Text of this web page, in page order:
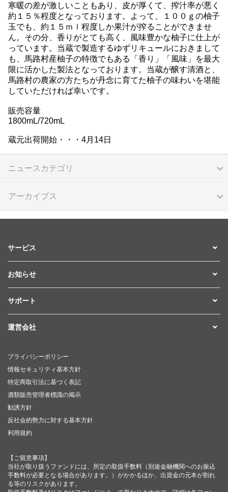
寒暖の差が激しいこともあり、皮が厚くて、搾汁率が悪く
約１５％程度となっております。よって、１００ｇの柚子
玉でも、約１５ｍｌ程度しか果汁が搾ることができませ
ん。その分、香りがとても高く、風味豊かな柚子に仕上が
っています。当蔵で製造するゆずリキュールにおきまして
も、馬路村産柚子の特徴でもある「香り」「風味」を最大
限に活かした製法となっております。当蔵が醸す清酒と、
馬路村の農家の方たちが丹念に育てた柚子の味わいを堪能
していただければ幸いです。
販売容量
1800mL/720mL
蔵元出荷開始・・・4月14日
ニュースカテゴリ
アーカイブス
サービス
お知らせ
サポート
運営会社
プライバシーポリシー
情報セキュリティ基本方針
特定商取引法に基づく表記
酒類販売管理者標識の掲示
勧誘方針
反社会的勢力に対する基本方針
利用規約
【ご留意事項】
当社が取り扱うファンドには、所定の取扱手数料（別途金融機関へのお振込
手数料が必要となる場合があります。）がかかるほか、出資金の元本が割れ
る等のリスクがあります。